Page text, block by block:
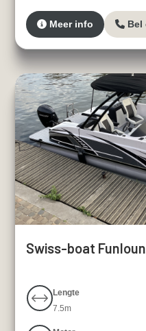
Meer info Bel
Swiss-boat
Lengte
7.5m